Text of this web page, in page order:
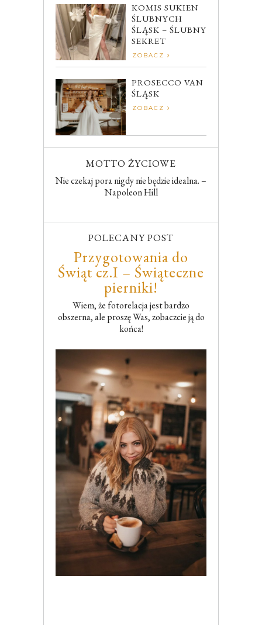
KOMIS SUKIEN
ŚLUBNYCH
ŚLĄSK – ŚLUBNY
SEKRET
ZOBACZ
PROSECCO VAN
ŚLĄSK
ZOBACZ
MOTTO ŻYCIOWE
Nie czekaj pora nigdy nie będzie idealna. –
Napoleon Hill
POLECANY POST
Przygotowania do
Świąt cz.I – Świąteczne
pierniki!
Wiem, że fotorelacja jest bardzo
obszerna, ale proszę Was, zobaczcie ją do
końca!